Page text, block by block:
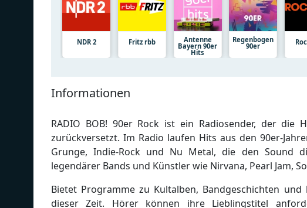
NDR 2 Fritz rbb Antenne
Bayern 90er
Hits
Regenbogen
90er
Informationen
RADIO BOB! 90er Rock ist ein Radiosender, der die
zurückversetzt. Im Radio laufen Hits aus den 90er-
Grunge, Indie-Rock und Nu Metal, die den Sound
legendärer Bands und Künstler wie Nirvana, Pearl Jam,
Bietet Programme zu Kultalben, Bandgeschichten
dieser Zeit. Hörer können ihre Lieblingstitel